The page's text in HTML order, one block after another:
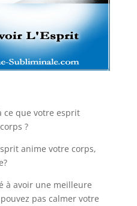
ce que votre esprit
?
anime votre corps,
à avoir une meilleure
pas calmer votre